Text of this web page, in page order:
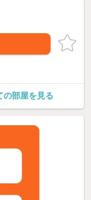
の部屋を見る